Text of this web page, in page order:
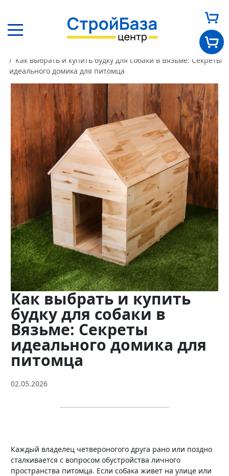
Главная
О нас
Каталог
Оплата и доставка
Новости
Контакты
Менеджер
+7 (961) 138-84-27
Мы в соц. сетях
Как выбрать и купить будку для собаки в Вязьме: Секреты
идеального домика для питомца
Как выбрать и купить
будку для собаки в
Вязьме: Секреты
идеального домика для
питомца
02.05.2026
Каждый владелец четвероногого друга рано или поздно
сталкивается с вопросом обустройства личного
пространства питомца. Если собака живет на улице или